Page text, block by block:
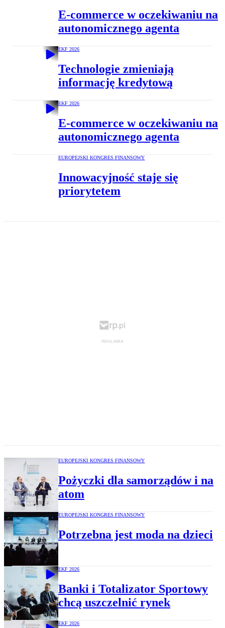
E-commerce w oczekiwaniu na
autonomicznego agenta
EKF 2026
Technologie zmieniają
informację kredytową
EKF 2026
E-commerce w oczekiwaniu na
autonomicznego agenta
EUROPEJSKI KONGRES FINANSOWY
Innowacyjność staje się
priorytetem
EUROPEJSKI KONGRES FINANSOWY
Pożyczki dla samorządów i na
atom
EUROPEJSKI KONGRES FINANSOWY
Potrzebna jest moda na dzieci
EKF 2026
Banki i Totalizator Sportowy
chcą uszczelnić rynek
EKF 2026